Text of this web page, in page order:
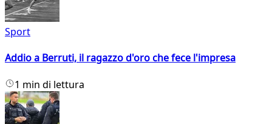
Sport
Addio a Berruti, il ragazzo d'oro che fece l'impresa
1 min di lettura